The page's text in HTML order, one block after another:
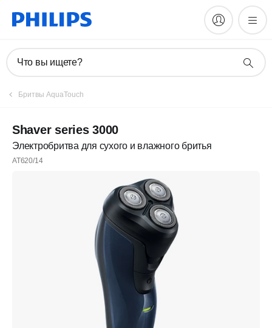
Что вы ищете?
Бритвы AquaTouch
Shaver series 3000
Электробритва для сухого и влажного бритья
AT620/14